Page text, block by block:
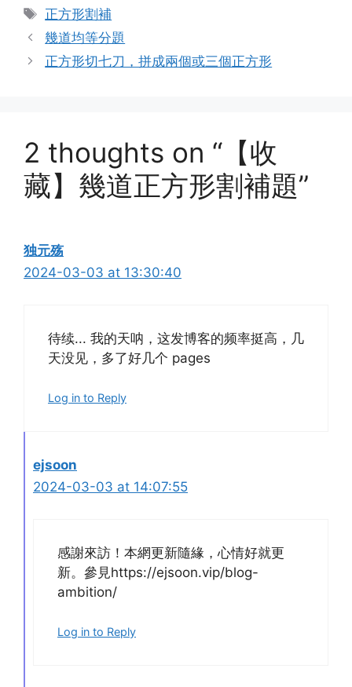
Tags
正方形割補
幾道均等分題
正方形切七刀，拼成兩個或三個正方形
2 thoughts on “【收
藏】幾道正方形割補題”
独元殇
2024-03-03 at 13:30:40
待续... 我的天呐，这发博客的频率挺高，几
天没见，多了好几个 pages
Log in to Reply
ejsoon
2024-03-03 at 14:07:55
感謝來訪！本網更新隨緣，心情好就更
新。參見https://ejsoon.vip/blog-
ambition/
Log in to Reply